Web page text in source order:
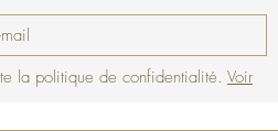
la politique de confidentialité. Voir